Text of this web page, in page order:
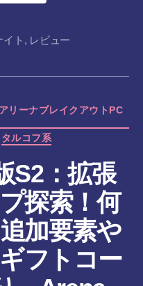
ト , レビュー
リーナブレイクアウトPC
タルコフ系
S2：拡張
探索！何
加要素や
フトコー